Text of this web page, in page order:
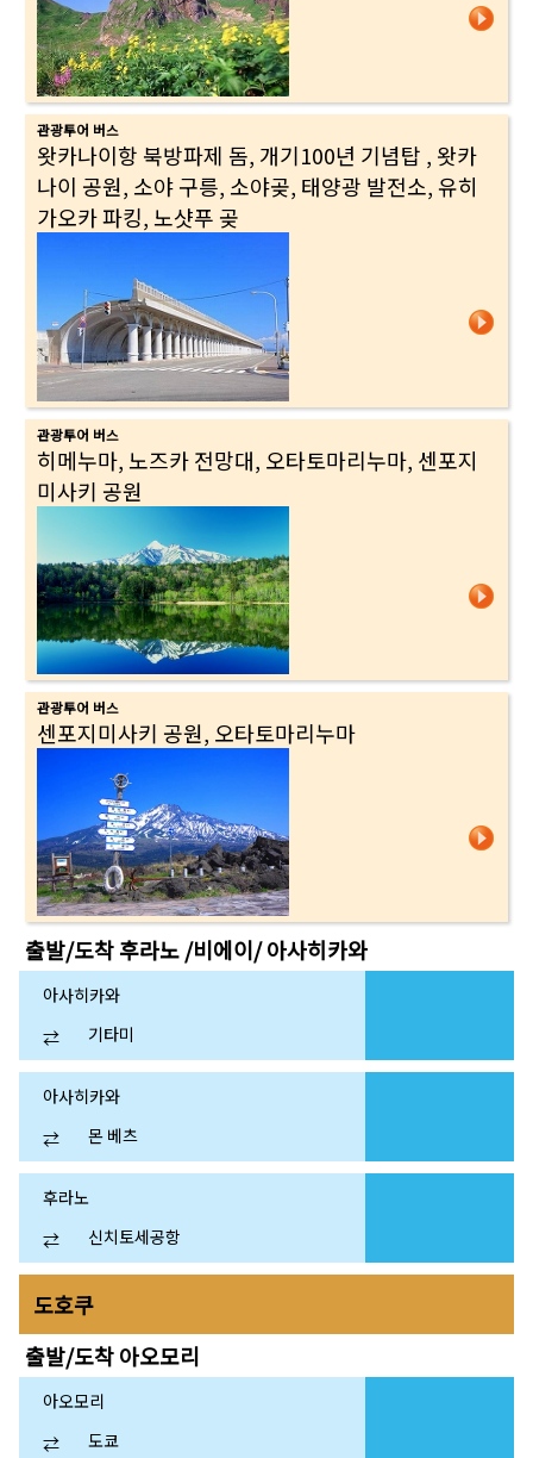
관광투어 버스
왓카나이항 북방파제 돔, 개기100년 기념탑 , 왓카
나이 공원, 소야 구릉, 소야곶, 태양광 발전소, 유히
가오카 파킹, 노샷푸 곶
관광투어 버스
히메누마, 노즈카 전망대, 오타토마리누마, 센포지
미사키 공원
관광투어 버스
센포지미사키 공원, 오타토마리누마
출발/도착후라노 /비에이/ 아사히카와
아사히카와
⇄
기타미
아사히카와
⇄
몬 베츠
후라노
⇄
신치토세공항
도호쿠
출발/도착아오모리
아오모리
⇄
도쿄